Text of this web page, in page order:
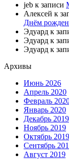
jeb к записи
Алексей к
Днём
Эдуард к
Эдуард к
Эдуард к
Архивы
Июнь 2026
Апрель 2020
Февраль
Январь 2020
Декабрь 2019
Ноябрь 2019
Октябрь 2019
Сентябрь
Август 2019